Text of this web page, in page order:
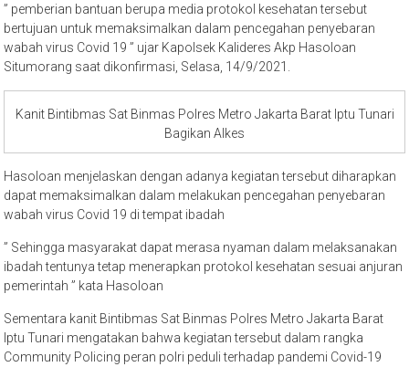
” pemberian bantuan berupa media protokol kesehatan tersebut
bertujuan untuk memaksimalkan dalam pencegahan penyebaran
wabah virus Covid 19 ” ujar Kapolsek Kalideres Akp Hasoloan
Situmorang saat dikonfirmasi, Selasa, 14/9/2021.
Kanit Bintibmas Sat Binmas Polres Metro Jakarta Barat Iptu Tunari
Bagikan Alkes
Hasoloan menjelaskan dengan adanya kegiatan tersebut diharapkan
dapat memaksimalkan dalam melakukan pencegahan penyebaran
wabah virus Covid 19 di tempat ibadah
” Sehingga masyarakat dapat merasa nyaman dalam melaksanakan
ibadah tentunya tetap menerapkan protokol kesehatan sesuai anjuran
pemerintah ” kata Hasoloan
Sementara kanit Bintibmas Sat Binmas Polres Metro Jakarta Barat
Iptu Tunari mengatakan bahwa kegiatan tersebut dalam rangka
Community Policing peran polri peduli terhadap pandemi Covid-19